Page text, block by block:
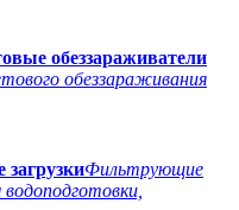
обеззараживатели
обеззараживания
Фильтрующие